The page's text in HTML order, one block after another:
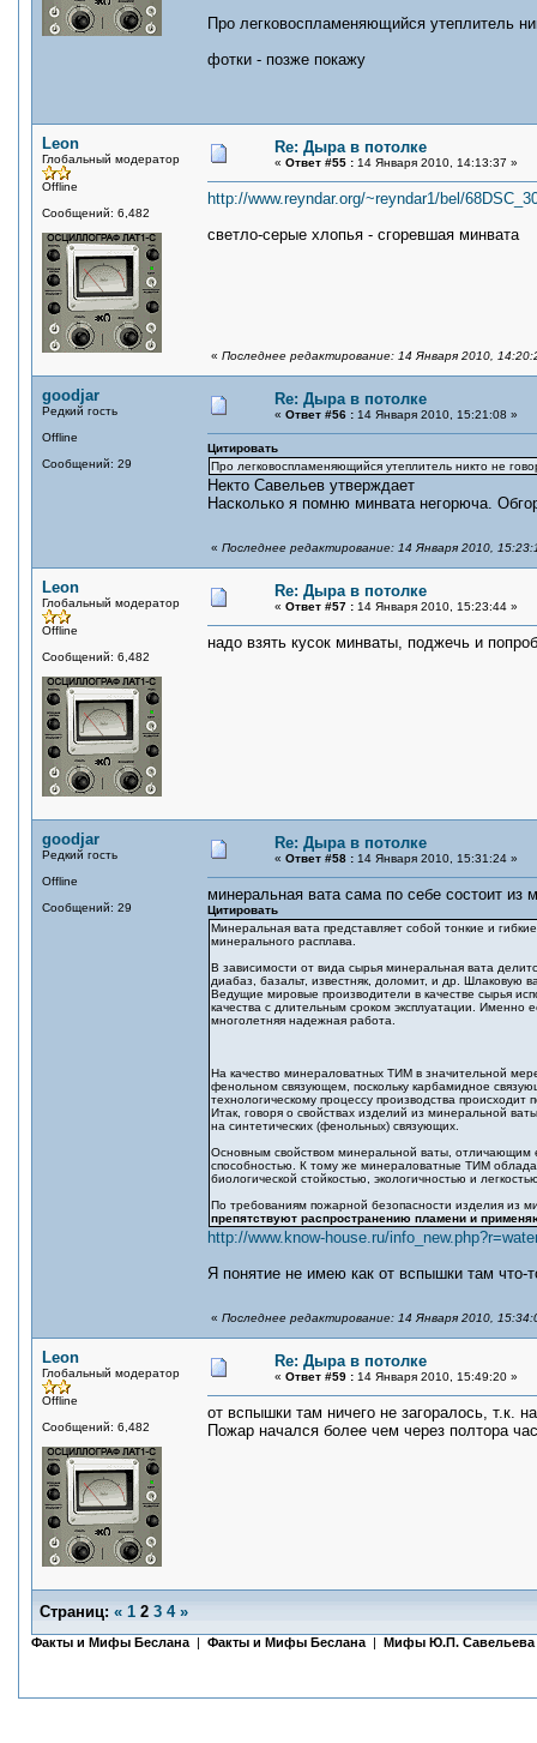
Про легковоспламеняющийся утеплитель
фотки - позже покажу
Leon
Глобальный модератор
Offline
Сообщений: 6,482
Re: Дыра в потолке
« Ответ #55 : 14 Января 2010, 14:13:37 »
http://www.reyndar.org/~reyndar1/bel/
светло-серые хлопья - сгоревшая минвата
« Последнее редактирование: 14 Января 2010,
goodjar
Редкий гость
Offline
Сообщений: 29
Re: Дыра в потолке
« Ответ #56 : 14 Января 2010, 15:21:08 »
Цитировать
Про легковоспламеняющийся утеплитель никто не
Некто Савельев утверждает
Насколько я помню минвата негорюча.
« Последнее редактирование: 14 Января 2010,
Leon
Глобальный модератор
Offline
Сообщений: 6,482
Re: Дыра в потолке
« Ответ #57 : 14 Января 2010, 15:23:44 »
надо взять кусок минваты, поджечь и
goodjar
Редкий гость
Offline
Сообщений: 29
Re: Дыра в потолке
« Ответ #58 : 14 Января 2010, 15:31:24 »
минеральная вата сама по себе состоит
Цитировать
Минеральная вата представляет собой тонкие и
минерального расплава.
В зависимости от вида сырья минеральная вата
диабаз, базальт, известняк, доломит, и др. Шлаковую
Ведущие мировые производители в качестве сырья
качества с длительным сроком эксплуатации. Именно
многолетняя надежная работа.
На качество минераловатных ТИМ в значительной
фенольном связующем, поскольку карбамидное
технологическому процессу производства
Итак, говоря о свойствах изделий из минеральной
на синтетических (фенольных) связующих.
Основным свойством минеральной ваты, отличающим
способностью. К тому же минераловатные ТИМ
биологической стойкостью, экологичностью и
По требованиям пожарной безопасности изделия из
препятствуют распространению пламени и
http://www.know-house.ru/
Я понятие не имею как от вспышки там что-
« Последнее редактирование: 14 Января 2010,
Leon
Глобальный модератор
Offline
Сообщений: 6,482
Re: Дыра в потолке
« Ответ #59 : 14 Января 2010, 15:49:20 »
от вспышки там ничего не загоралось, т.к.
Пожар начался более чем через полтора
Страниц: « 1 2 3 4 »
Факты и Мифы Беслана | Факты и Мифы Беслана | Мифы Ю.П. Савельева